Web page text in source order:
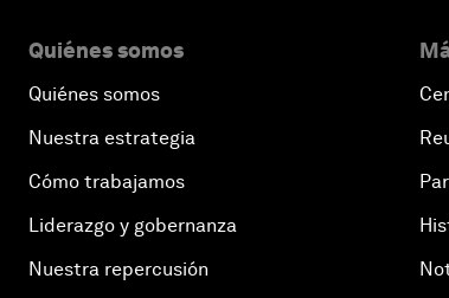
Quiénes somos
Quiénes somos
Nuestra estrategia
Cómo trabajamos
Liderazgo y gobernanza
Nuestra repercusión